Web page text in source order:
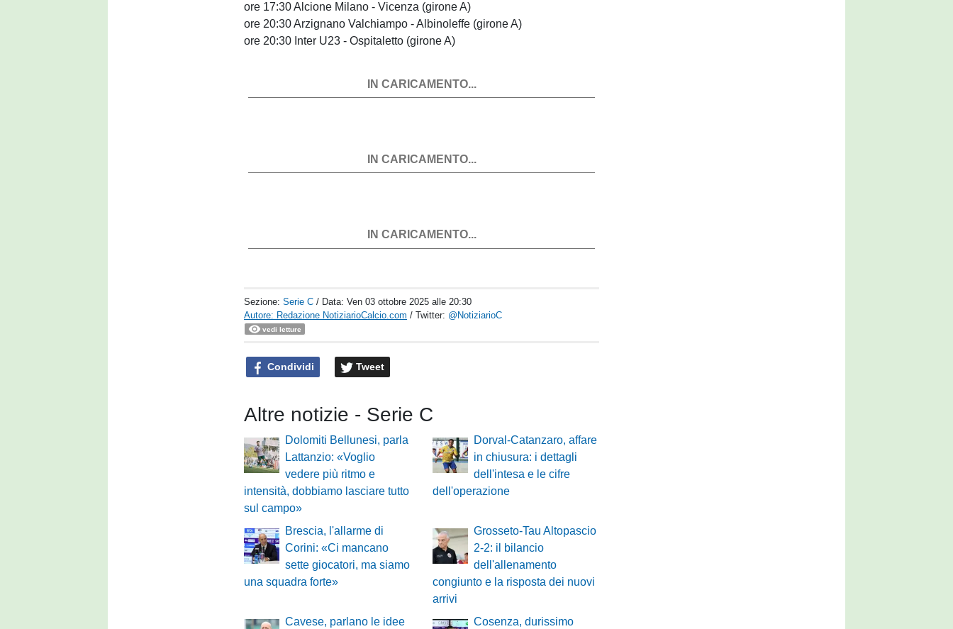
ore 17:30 Alcione Milano - Vicenza (girone A)
ore 20:30 Arzignano Valchiampo - Albinoleffe (girone A)
ore 20:30 Inter U23 - Ospitaletto (girone A)
IN CARICAMENTO...
IN CARICAMENTO...
IN CARICAMENTO...
Sezione:Serie C / Data:Ven 03 ottobre 2025 alle 20:30
Autore: Redazione NotiziarioCalcio.com / Twitter: @NotiziarioC
vedi letture
Condividi Tweet
Altre notizie - Serie C
Dolomiti Bellunesi, parla
Lattanzio: «Voglio
vedere più ritmo e
intensità, dobbiamo lasciare tutto
sul campo»
Dorval-Catanzaro, affare
in chiusura: i dettagli
dell'intesa e le cifre
dell'operazione
Brescia, l'allarme di
Corini: «Ci mancano
sette giocatori, ma siamo
una squadra forte»
Grosseto-Tau Altopascio
2-2: il bilancio
dell'allenamento
congiunto e la risposta dei nuovi
arrivi
Cavese, parlano le idee
Cosenza, durissimo